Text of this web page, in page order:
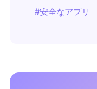
#安全なアプリ